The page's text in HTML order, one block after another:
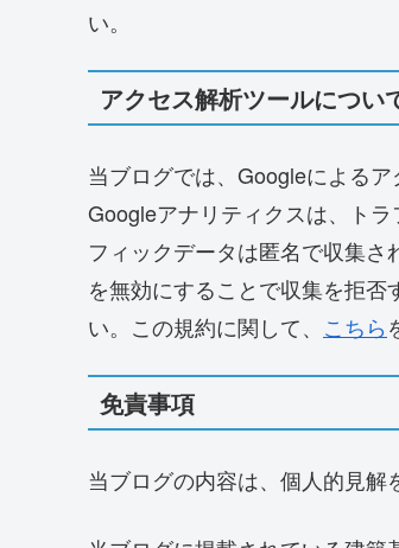
い。
アクセス解析ツールについ
当ブログでは、Googleによる
Googleアナリティクスは、ト
フィックデータは匿名で収集
を無効にすることで収集を拒
い。この規約に関して、 こちら
免責事項
当ブログの内容は、個人的見解